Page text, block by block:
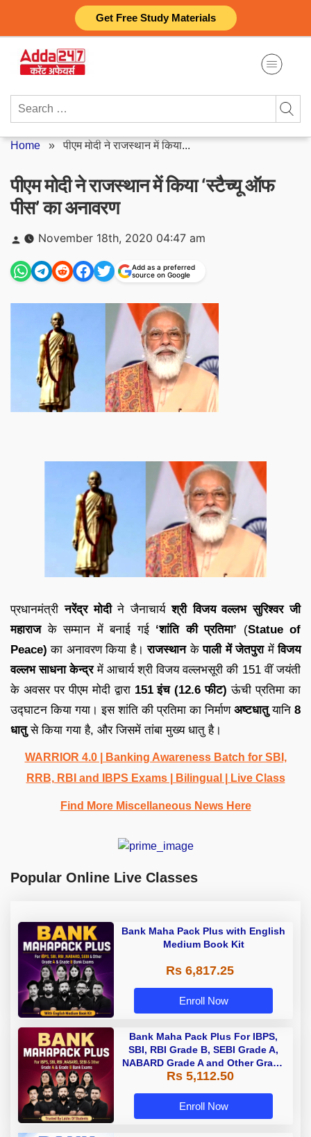
Get Free Study Materials
content
Search
Home »पीएम मोदी ने राजस्थान में किया...
पीएम मोदी ने राजस्थान में किया ‘स्टैच्यू ऑफ
पीस’ का अनावरण
Posted
by
November 18th, 2020 04:47 am
Add as a preferred
source on Google
प्रधानमंत्रीनरेंद्र मोदीने जैनाचार्यश्री विजय वल्‍लभ सुरिश्‍वर जी
महाराजके सम्‍मान में बनाई गई ‘शांति की प्रतिमा’ (Statue of
Peace) का अनावरण किया है।राजस्‍थानकेपाली में जेतपुरामेंविजय
वल्‍लभ साधना केन्‍द्रमें आचार्य श्री विजय वल्लभसूरी की 151 वीं जयंती
के अवसर पर पीएम मोदी द्वारा 151 इंच (12.6 फीट)ऊंची प्रतिमा का
उद्घाटन किया गया। इस शांति की प्रतिमा का निर्माण अष्टधातुयानि 8
धातुसे किया गया है, और जिसमें तांबा मुख्‍य धातु है।
WARRIOR 4.0 | Banking Awareness Batch for SBI,
RRB, RBI and IBPS Exams | Bilingual | Live Class
Find More Miscellaneous News Here
Popular Online Live Classes
Bank Maha Pack Plus with English
Medium Book Kit
Rs 6,817.25
Enroll Now
Bank Maha Pack Plus For IBPS,
SBI, RBI Grade B, SEBI Grade A,
NABARD Grade A and Other Grade
A & Grade B Bank Exams
Rs 5,112.50
Enroll Now